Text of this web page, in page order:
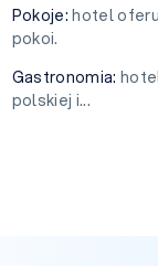
Pokoje:hotel
pokoi.
Gastronomia:
polskiej i...